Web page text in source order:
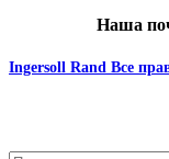
Наша
Ingersoll Rand Все